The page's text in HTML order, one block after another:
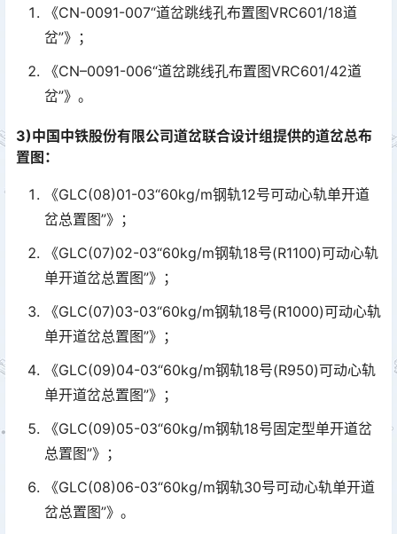
《CN-0091-007“道岔跳线孔布置图VRC601/18道
岔”》；
《CN–0091-006“道岔跳线孔布置图VRC601/42道
岔”》。
3)中国中铁股份有限公司道岔联合设计组提供的道岔总布
置图：
《GLC(08)01-03“60kg/m钢轨12号可动心轨单开道
岔总置图”》；
《GLC(07)02-03“60kg/m钢轨18号(R1100)可动心轨
单开道岔总置图”》；
《GLC(07)03-03“60kg/m钢轨18号(R1000)可动心轨
单开道岔总置图”》；
《GLC(09)04-03“60kg/m钢轨18号(R950)可动心轨
单开道岔总置图”》；
《GLC(09)05-03“60kg/m钢轨18号固定型单开道岔
总置图”》；
《GLC(08)06-03“60kg/m钢轨30号可动心轨单开道
岔总置图”》。